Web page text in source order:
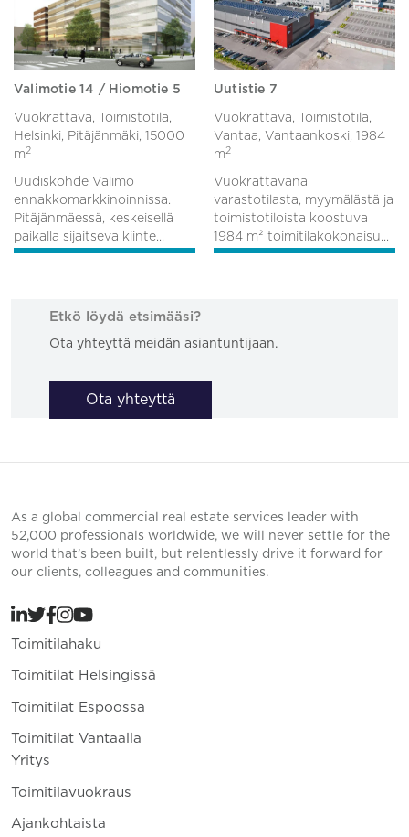
Valimotie 14 / Hiomotie 5
Vuokrattava, Toimistotila,
Helsinki, Pitäjänmäki, 15000
m 2
Uudiskohde Valimo
ennakkomarkkinoinnissa.
Pitäjänmäessä, keskeisellä
paikalla sijaitseva kiinte...
Uutistie 7
Vuokrattava, Toimistotila,
Vantaa, Vantaankoski, 1984
m 2
Vuokrattavana
varastotilasta, myymälästä ja
toimistotiloista koostuva
1984 m² toimitilakokonaisu...
Etkö löydä etsimääsi?
Ota yhteyttä meidän asiantuntijaan.
Ota yhteyttä
As a global commercial real estate services leader with
52,000 professionals worldwide, we will never settle for the
world that’s been built, but relentlessly drive it forward for
our clients, colleagues and communities.
Toimitilahaku
Toimitilat Helsingissä
Toimitilat Espoossa
Toimitilat Vantaalla
Yritys
Toimitilavuokraus
Ajankohtaista